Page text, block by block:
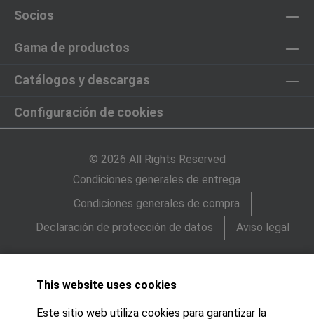
Socios
Gama de productos
Catálogos y descargas
Configuración de cookies
© 2026 All Rights Reserved
Condiciones generales de entrega
Condiciones generales de compra
Declaración de protección de datos
Aviso legal
This website uses cookies
Este sitio web utiliza cookies para garantizar la